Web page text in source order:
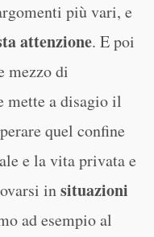
più vari, e
attenzione. E poi
mezzo di
mette a disagio il
quel confine
e la vita privata e
insituazioni
ad esempio al